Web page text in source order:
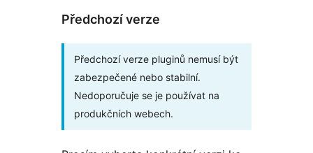
Předchozí verze
Předchozí verze pluginů nemusí být
zabezpečené nebo stabilní.
Nedoporučuje se je používat na
produkčních webech.